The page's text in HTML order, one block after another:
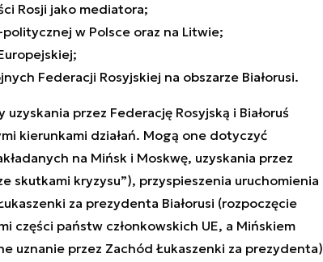
Rosji jako mediatora;
w Polsce oraz na Litwie;
Federacji Rosyjskiej na obszarze Białorusi.
przez Federację Rosyjską i Białoruś
kierunkami działań. Mogą one dotyczyć
na Mińsk i Moskwę, uzyskania przez
skutkami kryzysu”), przyspieszenia uruchomienia
za prezydenta Białorusi (rozpoczęcie
części państw członkowskich UE, a Mińskiem
uznanie przez Zachód Łukaszenki za prezydenta)